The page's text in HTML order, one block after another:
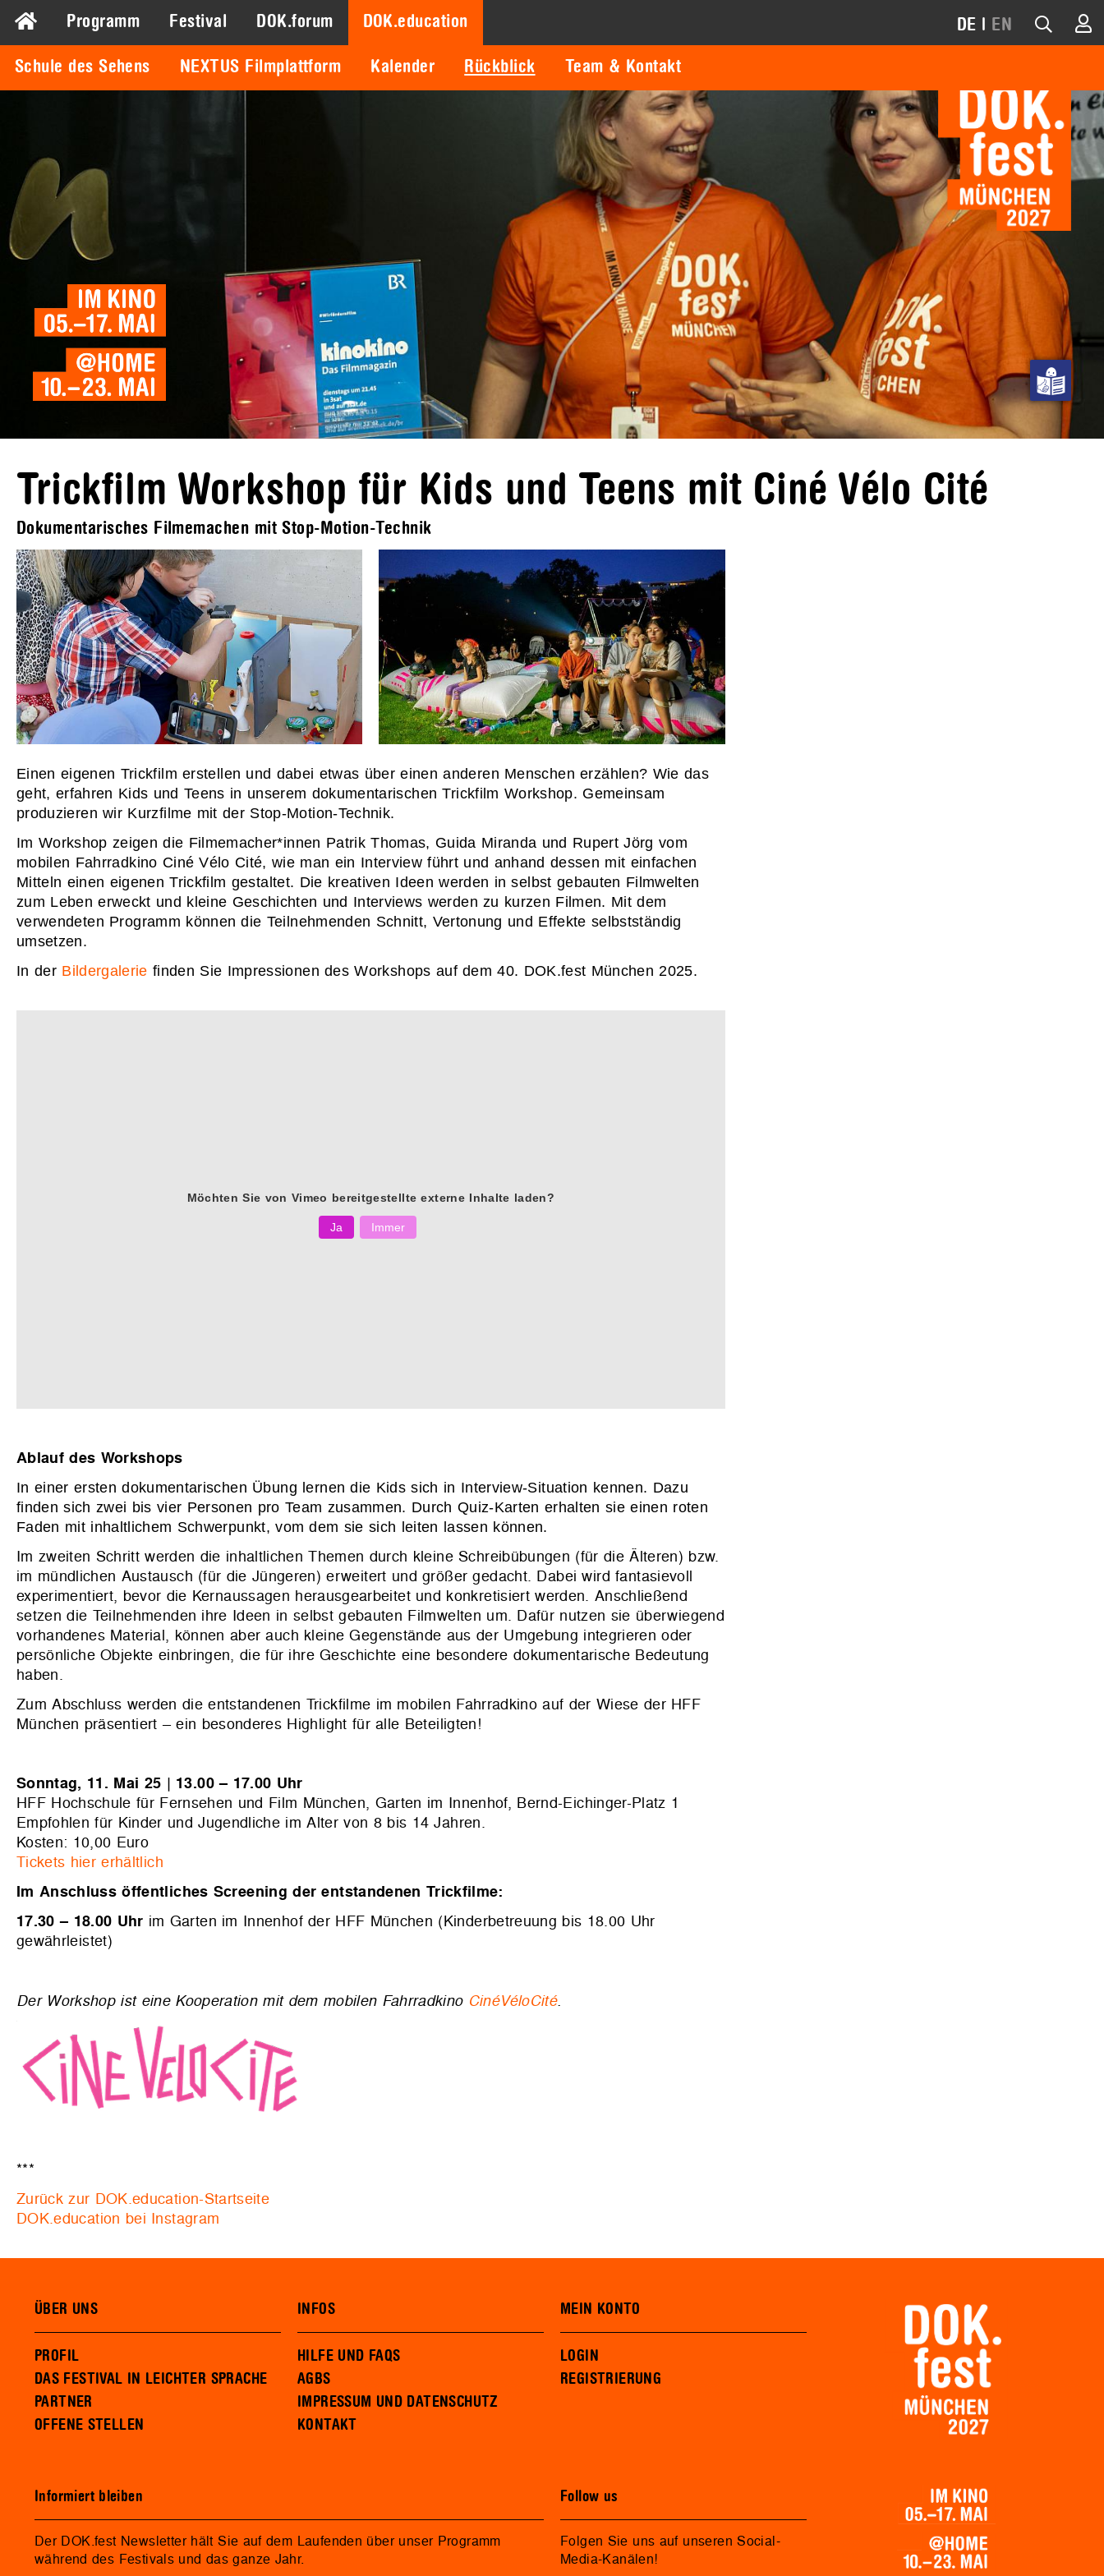
Programm Festival DOK.forum DOK.education
Schule des Sehens NEXTUS Filmplattform Kalender Rückblick Team & Kontakt
DE | EN
Trickfilm Workshop für Kids und Teens mit Ciné Vélo Cité
Dokumentarisches Filmemachen mit Stop-Motion-Technik
Einen eigenen Trickfilm erstellen und dabei etwas über einen anderen Menschen erzählen? Wie das
geht, erfahren Kids und Teens in unserem dokumentarischen Trickfilm Workshop. Gemeinsam
produzieren wir Kurzfilme mit der Stop-Motion-Technik.
Im Workshop zeigen die Filmemacher*innen Patrik Thomas, Guida Miranda und Rupert Jörg vom
mobilen Fahrradkino Ciné Vélo Cité, wie man ein Interview führt und anhand dessen mit einfachen
Mitteln einen eigenen Trickfilm gestaltet. Die kreativen Ideen werden in selbst gebauten Filmwelten
zum Leben erweckt und kleine Geschichten und Interviews werden zu kurzen Filmen. Mit dem
verwendeten Programm können die Teilnehmenden Schnitt, Vertonung und Effekte selbstständig
umsetzen.
In der Bildergalerie finden Sie Impressionen des Workshops auf dem 40. DOK.fest München 2025.
Möchten Sie von Vimeo bereitgestellte externe Inhalte laden?
Ja Immer
Ablauf des Workshops
In einer ersten dokumentarischen Übung lernen die Kids sich in Interview-Situation kennen. Dazu
finden sich zwei bis vier Personen pro Team zusammen. Durch Quiz-Karten erhalten sie einen roten
Faden mit inhaltlichem Schwerpunkt, vom dem sie sich leiten lassen können.
Im zweiten Schritt werden die inhaltlichen Themen durch kleine Schreibübungen (für die Älteren) bzw.
im mündlichen Austausch (für die Jüngeren) erweitert und größer gedacht. Dabei wird fantasievoll
experimentiert, bevor die Kernaussagen herausgearbeitet und konkretisiert werden. Anschließend
setzen die Teilnehmenden ihre Ideen in selbst gebauten Filmwelten um. Dafür nutzen sie überwiegend
vorhandenes Material, können aber auch kleine Gegenstände aus der Umgebung integrieren oder
persönliche Objekte einbringen, die für ihre Geschichte eine besondere dokumentarische Bedeutung
haben.
Zum Abschluss werden die entstandenen Trickfilme im mobilen Fahrradkino auf der Wiese der HFF
München präsentiert – ein besonderes Highlight für alle Beteiligten!
Sonntag, 11. Mai 25 | 13.00 – 17.00 Uhr
HFF Hochschule für Fernsehen und Film München, Garten im Innenhof, Bernd-Eichinger-Platz 1
Empfohlen für Kinder und Jugendliche im Alter von 8 bis 14 Jahren.
Kosten: 10,00 Euro
Tickets hier erhältlich
Im Anschluss öffentliches Screening der entstandenen Trickfilme:
17.30 – 18.00 Uhr im Garten im Innenhof der HFF München (Kinderbetreuung bis 18.00 Uhr
gewährleistet)
Der Workshop ist eine Kooperation mit dem mobilen Fahrradkino CinéVéloCité.
***
Zurück zur DOK.education-Startseite
DOK.education bei Instagram
ÜBER UNS
PROFIL
DAS FESTIVAL IN LEICHTER SPRACHE
PARTNER
OFFENE STELLEN
INFOS
HILFE UND FAQS
AGBS
IMPRESSUM UND DATENSCHUTZ
KONTAKT
MEIN KONTO
LOGIN
REGISTRIERUNG
Informiert bleiben
Der DOK.fest Newsletter hält Sie auf dem Laufenden über unser Programm
während des Festivals und das ganze Jahr.
Follow us
Folgen Sie uns auf unseren Social-
Media-Kanälen!